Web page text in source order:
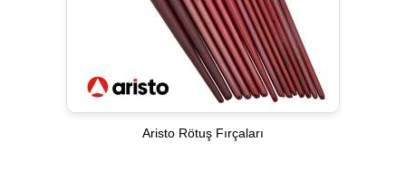
Aristo Rötuş Fırçaları